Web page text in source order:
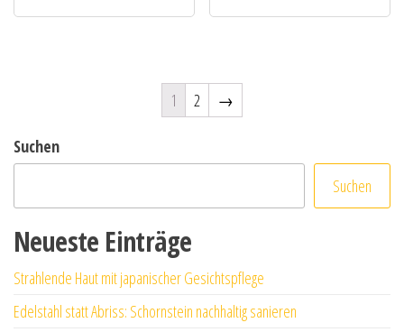
1 2 →
Suchen
Suchen
Neueste Einträge
Strahlende Haut mit japanischer Gesichtspflege
Edelstahl statt Abriss: Schornstein nachhaltig sanieren